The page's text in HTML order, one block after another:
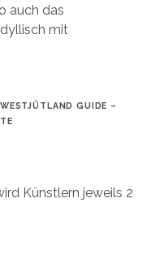
auch das
mit
GUIDE –
Künstlern jeweils 2